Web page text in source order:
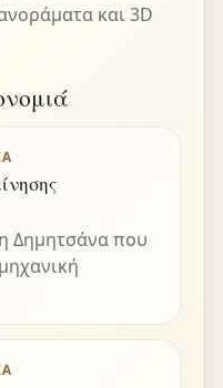
και 3D
Δημητσάνα που